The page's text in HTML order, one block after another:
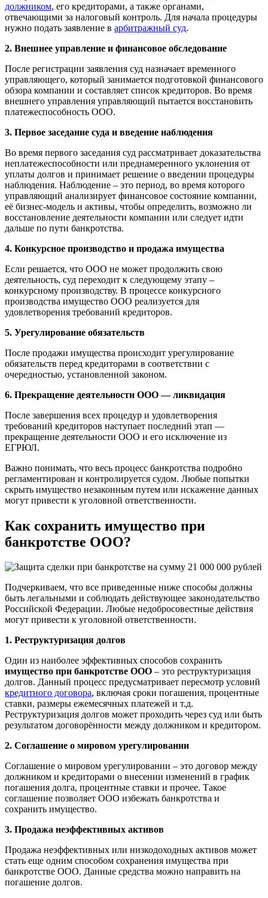
должником, его кредиторами, а также органами,
отвечающими за налоговый контроль. Для начала процедуры
нужно подать заявление в арбитражный суд.
2. Внешнее управление и финансовое обследование
После регистрации заявления суд назначает временного
управляющего, который занимается подготовкой финансового
обзора компании и составляет список кредиторов. Во время
внешнего управления управляющий пытается восстановить
платежеспособность ООО.
3. Первое заседание суда и введение наблюдения
Во время первого заседания суд рассматривает доказательства
неплатежеспособности или преднамеренного уклонения от
уплаты долгов и принимает решение о введении процедуры
наблюдения. Наблюдение – это период, во время которого
управляющий анализирует финансовое состояние компании,
её бизнес-модель и активы, чтобы определить, возможно ли
восстановление деятельности компании или следует идти
дальше по пути банкротства.
4. Конкурсное производство и продажа имущества
Если решается, что ООО не может продолжить свою
деятельность, суд переходит к следующему этапу –
конкурсному производству. В процессе конкурсного
производства имущество ООО реализуется для
удовлетворения требований кредиторов.
5. Урегулирование обязательств
После продажи имущества происходит урегулирование
обязательств перед кредиторами в соответствии с
очередностью, установленной законом.
6. Прекращение деятельности ООО —ликвидация
После завершения всех процедур и удовлетворения
требований кредиторов наступает последний этап —
прекращение деятельности ООО и его исключение из
ЕГРЮЛ.
Важно понимать, что весь процесс банкротства подробно
регламентирован и контролируется судом. Любые попытки
скрыть имущество незаконным путем или искажение данных
могут привести к уголовной ответственности.
Как сохранить имущество при
банкротстве ООО?
Подчеркиваем, что все приведенные ниже способы должны
быть легальными и соблюдать действующее законодательство
Российской Федерации. Любые недобросовестные действия
могут привести к уголовной ответственности.
1. Реструктуризация долгов
Один из наиболее эффективных способов сохранить
имущество при банкротстве ООО – это реструктуризация
долгов. Данный процесс предусматривает пересмотр условий
кредитного договора, включая сроки погашения, процентные
ставки, размеры ежемесячных платежей и т.д.
Реструктуризация долгов может проходить через суд или быть
результатом договорённости между должником и кредитором.
2. Соглашение о мировом урегулировании
Соглашение о мировом урегулировании – это договор между
должником и кредиторами о внесении изменений в график
погашения долга, процентные ставки и прочее. Такое
соглашение позволяет ООО избежать банкротства и
сохранить имущество.
3. Продажа неэффективных активов
Продажа неэффективных или низкодоходных активов может
стать еще одним способом сохранения имущества при
банкротстве ООО. Данные средства можно направить на
погашение долгов.